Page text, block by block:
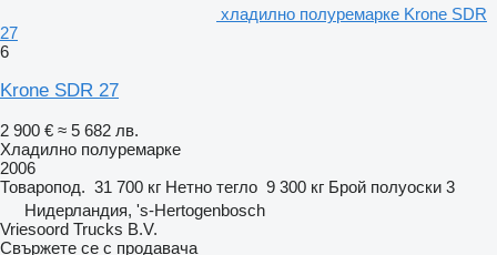
хладилно полуремарке Krone SDR
27
6
Krone SDR 27
2 900 € ≈ 5 682 лв.
Хладилно полуремарке
2006
Товаропод. 31 700 кг Нетно тегло 9 300 кг Брой полуоски 3
Нидерландия, 's-Hertogenbosch
Vriesoord Trucks B.V.
Свържете се с продавача